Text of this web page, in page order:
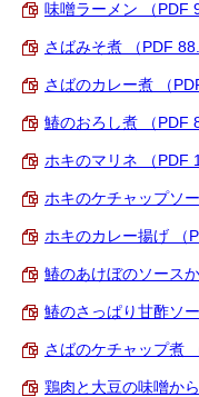
味噌ラーメン （PDF
さばみそ煮 （PDF
さばのカレー煮 （
鰆のおろし煮 （PDF
ホキのマリネ （PDF
ホキのケチャップソ
ホキのカレー揚げ （
鰆のあけぼのソース
鰆のさっぱり甘酢ソ
さばのケチャップ煮
鶏肉と大豆の味噌か